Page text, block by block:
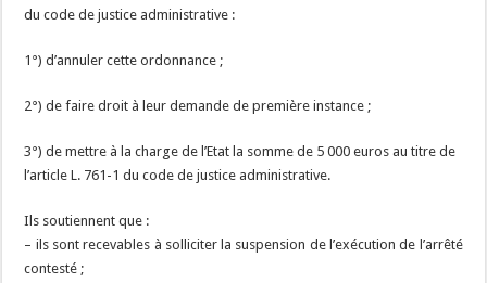
du code de justice administrative :
1°) d’annuler cette ordonnance ;
2°) de faire droit à leur demande de première instance ;
3°) de mettre à la charge de l’Etat la somme de 5 000 euros au titre de
l’article L. 761-1 du code de justice administrative.
Ils soutiennent que :
– ils sont recevables à solliciter la suspension de l’exécution de l’arrêté
contesté ;